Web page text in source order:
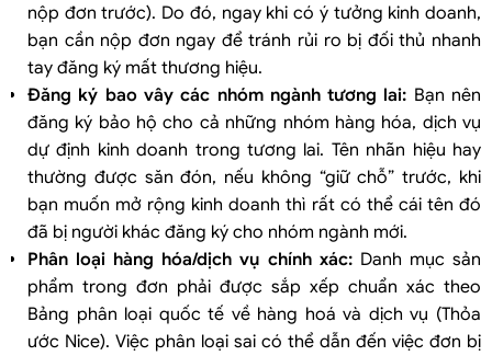
nộp đơn trước). Do đó, ngay khi có ý tưởng kinh doanh,
bạn cần nộp đơn ngay để tránh rủi ro bị đối thủ nhanh
tay đăng ký mất thương hiệu.
Đăng ký bao vây các nhóm ngành tương lai: Bạn nên
đăng ký bảo hộ cho cả những nhóm hàng hóa, dịch vụ
dự định kinh doanh trong tương lai. Tên nhãn hiệu hay
thường được săn đón, nếu không “giữ chỗ” trước, khi
bạn muốn mở rộng kinh doanh thì rất có thể cái tên đó
đã bị người khác đăng ký cho nhóm ngành mới.
Phân loại hàng hóa/dịch vụ chính xác:Danh mục sản
phẩm trong đơn phải được sắp xếp chuẩn xác theo
Bảng phân loại quốc tế về hàng hoá và dịch vụ (Thỏa
ước Nice). Việc phân loại sai có thể dẫn đến việc đơn bị